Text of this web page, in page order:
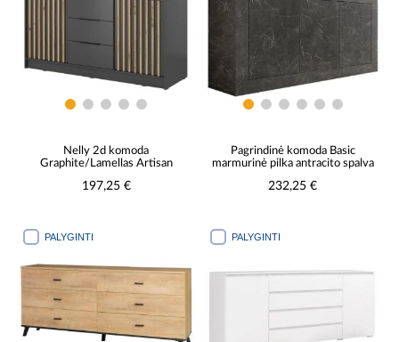
Nelly 2d komoda
Graphite/Lamellas Artisan
197,25 €
Pagrindinė komoda Basic
marmurinė pilka antracito spalva
232,25 €
PALYGINTI PALYGINTI